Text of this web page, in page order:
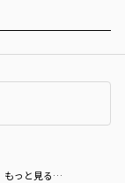
もっと見る…